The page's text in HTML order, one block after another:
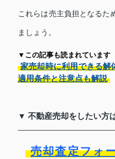
これらは売主負担となるた
ましょう。
▼この記事も読まれています
家売却時に利用できる解
適用条件と注意点も解説
▼ 不動産売却をしたい方
売却査定フォ